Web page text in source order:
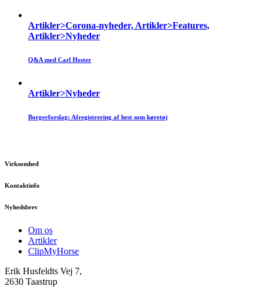
Artikler>Corona-nyheder, Artikler>Features,
Artikler>Nyheder
Q&A med Carl Hester
Artikler>Nyheder
Borgerforslag: Afregistrering af hest som køretøj
Virksomhed
Kontaktinfo
Nyhedsbrev
Om os
Artikler
ClipMyHorse
Erik Husfeldts Vej 7,
2630 Taastrup